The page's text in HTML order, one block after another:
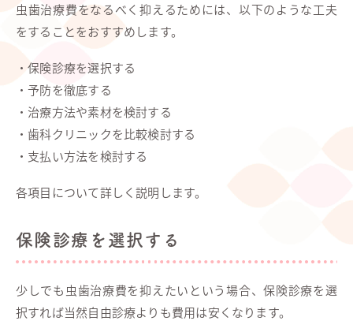
虫歯治療費をなるべく抑えるためには、以下のような工夫
をすることをおすすめします。
・保険診療を選択する
・予防を徹底する
・治療方法や素材を検討する
・歯科クリニックを比較検討する
・支払い方法を検討する
各項目について詳しく説明します。
保険診療を選択する
少しでも虫歯治療費を抑えたいという場合、保険診療を選
択すれば当然自由診療よりも費用は安くなります。